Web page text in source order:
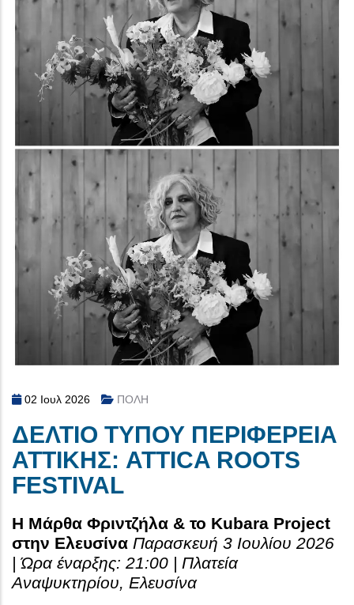
02 Ιουλ 2026 ΠΟΛΗ
ΔΕΛΤΙΟ ΤΥΠΟΥ ΠΕΡΙΦΕΡΕΙΑ
ΑΤΤΙΚΗΣ: ATTICA ROOTS
FESTIVAL
Η Μάρθα Φριντζήλα & το Kubara Project
στην Ελευσίνα Παρασκευή 3 Ιουλίου 2026
| Ώρα έναρξης: 21:00 | Πλατεία
Αναψυκτηρίου, Ελευσίνα